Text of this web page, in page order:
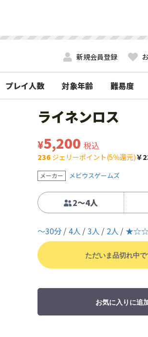
新規会員登録
プレイ人数 対象年齢 難易度
ライネンロス
¥5,200 税込
236 ジェリーポイント(5％還元)￥
メーカー メビウスゲームズ
2～4人
〜30分 4人 3人 2人
ただいま品切れ中で
お気に入りに追